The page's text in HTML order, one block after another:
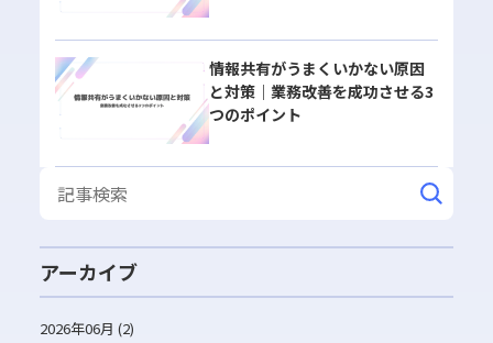
情報共有がうまくいかない原因
と対策｜業務改善を成功させる3
つのポイント
アーカイブ
2026年06月 (2)